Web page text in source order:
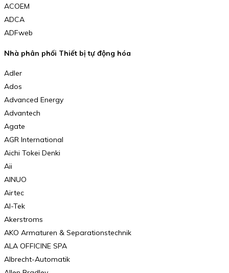
ACOEM
ADCA
ADFweb
Nhà phân phối Thiết bị tự động hóa
Adler
Ados
Advanced Energy
Advantech
Agate
AGR International
Aichi Tokei Denki
Aii
AINUO
Airtec
AI-Tek
Akerstroms
AKO Armaturen & Separationstechnik
ALA OFFICINE SPA
Albrecht-Automatik